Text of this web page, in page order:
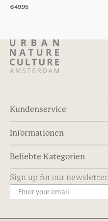
Normaler
€49.95
Kundenservice
Informationen
Beliebte Kategorien
Sign up for our newsletter